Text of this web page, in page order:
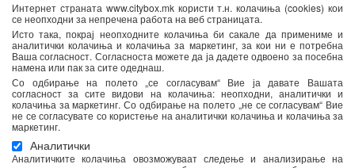
Интернет страната www.citybox.mk користи т.н. колачиња (cookies) кои
се неопходни за непречена работа на веб страницата.
Исто така, покрај неопходните колачиња би сакале да примениме и
аналитички колачиња и колачиња за маркетинг, за кои ни е потребна
Ваша согласност. Согласноста можете да ја дадете одвоено за посебна
намена или пак за сите одеднаш.
Со одбирање на полето „се согласувам“ Вие ја давате Вашата
согласност за сите видови на колачиња: неопходни, аналитички и
колачиња за маркетинг. Со одбирање на полето „не се согласувам“ Вие
не се согласувате со користење на аналитички колачиња и колачиња за
маркетинг.
Аналитички
Аналитичките колачиња овозможуваат следење и анализирање на
Се согласувам дека Спорт М ги користи моите лични
податоци од оваа форма за директен маркетинг
(информирање за новости и специјални понуди) преку е-
пошта. Податоците ќе бидат обработени во согласност со
важечките закони со кои се регулира заштитата на личните
податоци. Можете да ја повлечете Вашата согласност во
секое време. Повеќе информации се достапнитука